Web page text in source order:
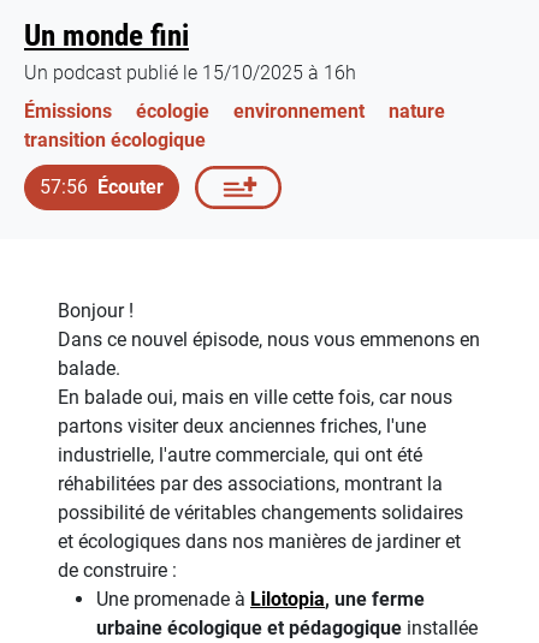
Un monde fini
Un podcast publié le 15/10/2025 à 16h
Émissions
écologie environnement
nature
transition écologique
57:56 Écouter
Bonjour !
Dans ce nouvel épisode, nous vous emmenons en
balade.
En balade oui, mais en ville cette fois, car nous
partons visiter deux anciennes friches, l'une
industrielle, l'autre commerciale, qui ont été
réhabilitées par des associations, montrant la
possibilité de véritables changements solidaires
et écologiques dans nos manières de jardiner et
de construire :
Une promenade à Lilotopia, une ferme
urbaine écologique et pédagogique installée